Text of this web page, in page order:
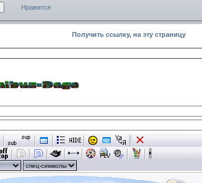
Нравится
Получить ссылку, на эту страницу